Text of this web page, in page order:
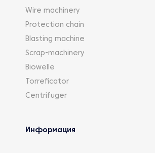
Wire machinery
Protection chain
Blasting machine
Scrap-machinery
Biowelle
Torreficator
Centrifuger
Информация